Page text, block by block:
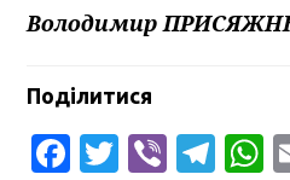
Володимир
Поділитися
Facebook
Twitter
Viber